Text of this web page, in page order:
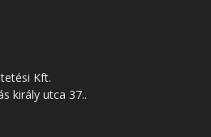
Kft.
király utca 37..